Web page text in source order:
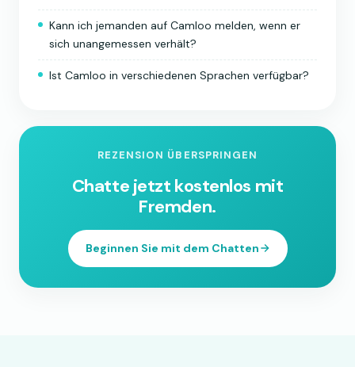
Kann ich jemanden auf Camloo melden, wenn er
sich unangemessen verhält?
Ist Camloo in verschiedenen Sprachen verfügbar?
REZENSION ÜBERSPRINGEN
Chatte jetzt kostenlos mit
Fremden.
Beginnen Sie mit dem Chatten